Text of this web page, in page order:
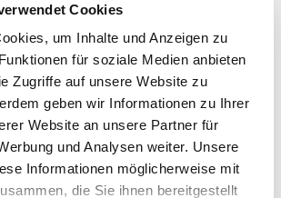
Cookies
um Inhalte und Anzeigen zu
für soziale Medien anbieten
Zugriffe auf unsere Website zu
geben wir Informationen zu Ihrer
Website an unsere Partner für
und Analysen weiter. Unsere
Informationen möglicherweise mit
die Sie ihnen bereitgestellt